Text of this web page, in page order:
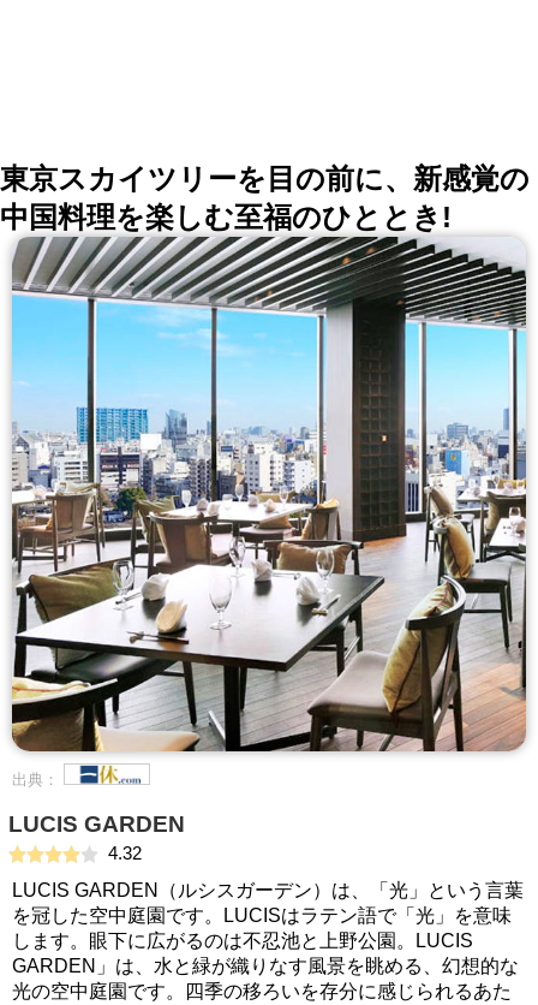
東京スカイツリーを目の前に、新感覚の
中国料理を楽しむ至福のひととき!
出典：
LUCIS GARDEN
4.32
LUCIS GARDEN（ルシスガーデン）は、「光」という言葉
を冠した空中庭園です。LUCISはラテン語で「光」を意味
します。眼下に広がるのは不忍池と上野公園。LUCIS
GARDEN」は、水と緑が織りなす風景を眺める、幻想的な
光の空中庭園です。四季の移ろいを存分に感じられるあた